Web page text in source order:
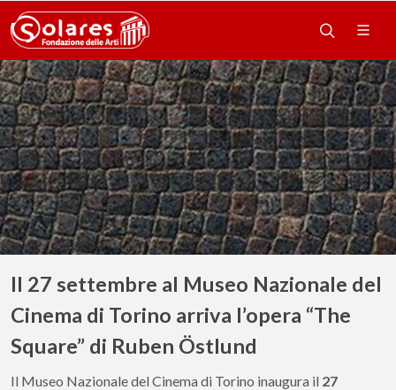
Il 27 settembre al Museo Nazionale del
Cinema di Torino arriva l’opera “The
Square” di Ruben Östlund
Il Museo Nazionale del Cinema di Torino inaugura il 27